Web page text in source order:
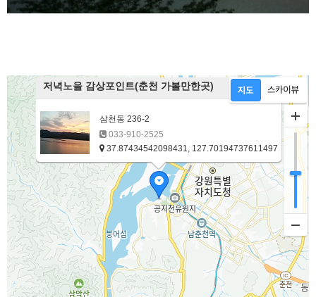
저녁노을 감상포인트(춘천 가볼만한곳)
삼천동 236-2
033-910-2525
37.87434542098431, 127.70194737611497